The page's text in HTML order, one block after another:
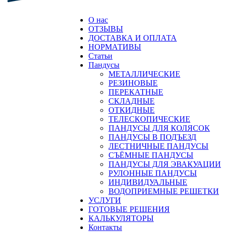
О нас
ОТЗЫВЫ
ДОСТАВКА И ОПЛАТА
НОРМАТИВЫ
Статьи
Пандусы
МЕТАЛЛИЧЕСКИЕ
РЕЗИНОВЫЕ
ПЕРЕКАТНЫЕ
СКЛАДНЫЕ
ОТКИДНЫЕ
ТЕЛЕСКОПИЧЕСКИЕ
ПАНДУСЫ ДЛЯ КОЛЯСОК
ПАНДУСЫ В ПОДЪЕЗД
ЛЕСТНИЧНЫЕ ПАНДУСЫ
CЪЁМНЫЕ ПАНДУСЫ
ПАНДУСЫ ДЛЯ ЭВАКУАЦИИ
РУЛОННЫЕ ПАНДУСЫ
ИНДИВИДУАЛЬНЫЕ
ВОДОПРИЕМНЫЕ РЕШЕТКИ
УСЛУГИ
ГОТОВЫЕ РЕШЕНИЯ
КАЛЬКУЛЯТОРЫ
Контакты